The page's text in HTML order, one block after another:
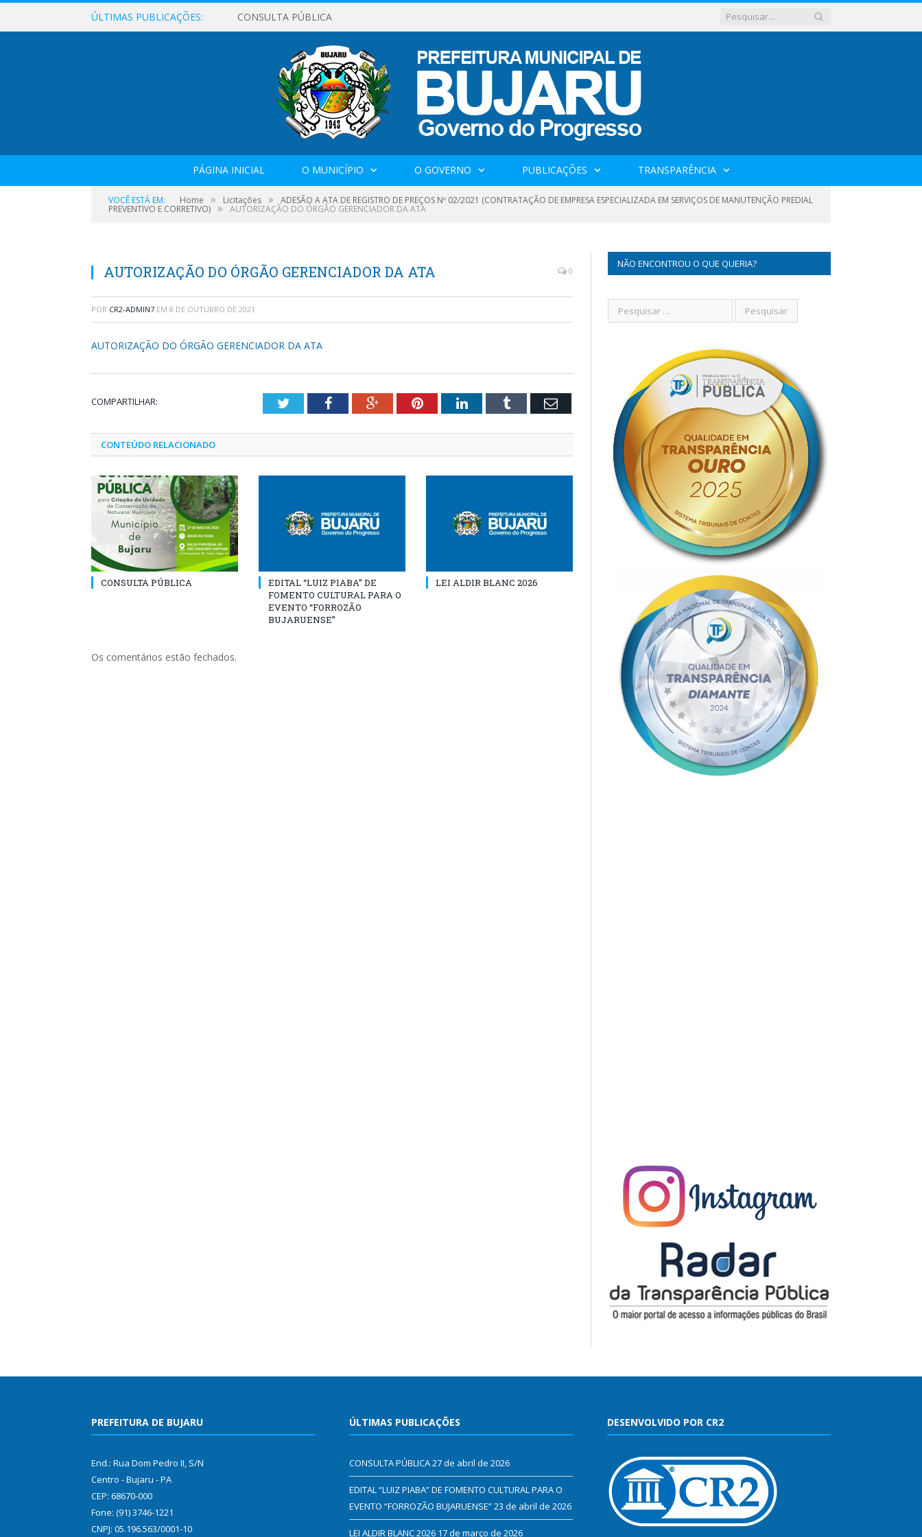
ÚLTIMAS PUBLICAÇÕES: CONSULTA PÚBLICA
PÁGINA INICIAL O MUNICÍPIO O GOVERNO PUBLICAÇÕES TRANSPARÊNCIA
VOCÊ ESTÁ EM: Home » Licitações » ADESÃO A ATA DE REGISTRO DE PREÇOS Nº 02/2021 (CONTRATAÇÃO DE EMPRESA ESPECIALIZADA EM SERVIÇOS DE MANUTENÇÃO PREDIAL
PREVENTIVO E CORRETIVO) » AUTORIZAÇÃO DO ÓRGÃO GERENCIADOR DA ATA
AUTORIZAÇÃO DO ÓRGÃO GERENCIADOR DA ATA 0
POR CR2-ADMIN7 EM 8 DE OUTUBRO DE 2021
AUTORIZAÇÃO DO ÓRGÃO GERENCIADOR DA ATA
COMPARTILHAR: TwitterFacebookGoogle+PinterestLinkedInTumblr Email
CONTEÚDO RELACIONADO
CONSULTA PÚBLICA
EDITAL “LUIZ PIABA” DE
FOMENTO CULTURAL PARA O
EVENTO “FORROZÃO
BUJARUENSE”
LEI ALDIR BLANC 2026
Os comentários estão fechados.
NÃO ENCONTROU O QUE QUERIA?
PREFEITURA DE BUJARU
End.: Rua Dom Pedro II, S/N
Centro - Bujaru - PA
CEP: 68670-000
Fone: (91) 3746-1221
CNPJ: 05.196.563/0001-10
ÚLTIMAS PUBLICAÇÕES
CONSULTA PÚBLICA27 de abril de 2026
EDITAL “LUIZ PIABA” DE FOMENTO CULTURAL PARA O
EVENTO “FORROZÃO BUJARUENSE”23 de abril de 2026
LEI ALDIR BLANC 2026 17 de março de 2026
DESENVOLVIDO POR CR2